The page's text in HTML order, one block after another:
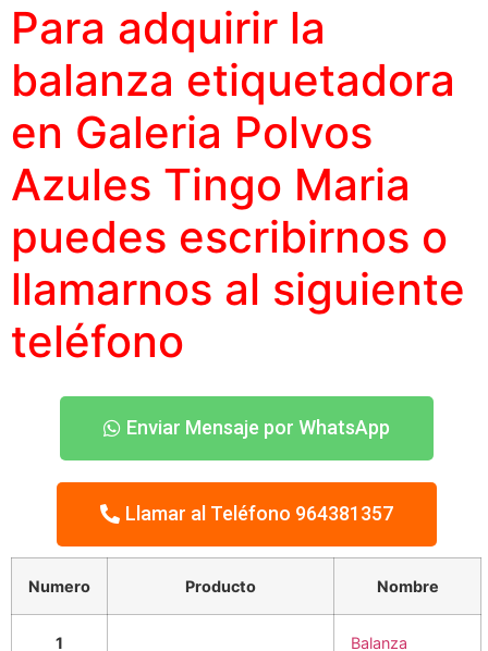
Para adquirir la
balanza etiquetadora
en Galeria Polvos
Azules Tingo Maria
puedes escribirnos o
llamarnos al siguiente
teléfono
Enviar Mensaje por WhatsApp
Llamar al Teléfono 964381357
Numero Producto Nombre
1
Balanza